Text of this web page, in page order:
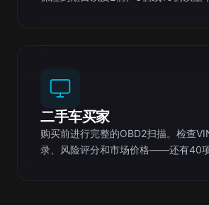
二手车买家
购买前进行完整的OBD2扫描。检查
录、风险评分和市场价格——还有40项